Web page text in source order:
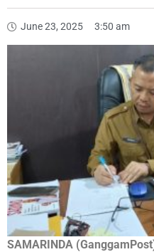
June 23, 2025 3:50 am
SAMARINDA